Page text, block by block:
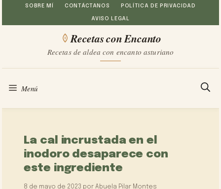
Saltar
al
SOBRE MÍ CONTÁCTANOS POLÍTICA DE PRIVACIDAD
AVISO LEGAL
Recetas con Encanto
Recetas de aldea con encanto asturiano
Menú
La cal incrustada en el
inodoro desaparece con
este ingrediente
8 de mayo de 2023 porAbuela Pilar Montes